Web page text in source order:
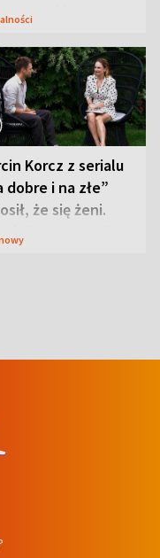
Korcz z serialu
dobre i na złe”
że się żeni.
co zmienił